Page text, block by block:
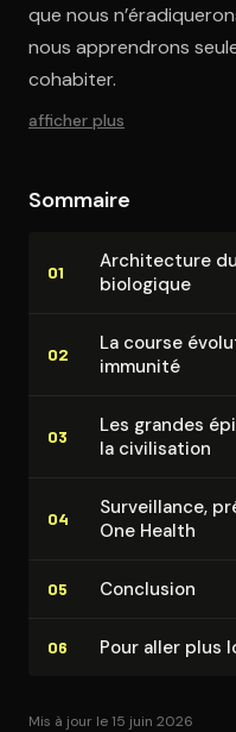
que nous
nous apprendrons
cohabiter.
afficher plus
Sommaire
01
Ar­chi­tec­ture
biologique
02
La course
immunité
03
Les grandes
la ci­vi­li­sa­tion
04
Sur­veillance,
One Health
05 Conclusion
06 Pour aller plus
Mis à jour le 15 juin 2026